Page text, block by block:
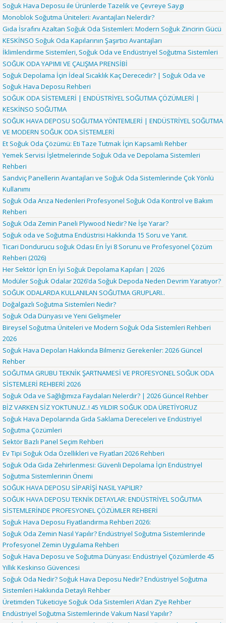
Soğuk Hava Deposu ile Ürünlerde Tazelik ve Çevreye Saygı
Monoblok Soğutma Üniteleri: Avantajları Nelerdir?
Gıda İsrafını Azaltan Soğuk Oda Sistemleri: Modern Soğuk Zincirin Gücü
KESKİNSO Soğuk Oda Kapılarının Şaşırtıcı Avantajları
İklimlendirme Sistemleri, Soğuk Oda ve Endüstriyel Soğutma Sistemleri
SOĞUK ODA YAPIMI VE ÇALIŞMA PRENSİBİ
Soğuk Depolama İçin İdeal Sıcaklık Kaç Derecedir? | Soğuk Oda ve
Soğuk Hava Deposu Rehberi
SOĞUK ODA SİSTEMLERİ | ENDÜSTRİYEL SOĞUTMA ÇÖZÜMLERİ |
KESKİNSO SOĞUTMA
SOĞUK HAVA DEPOSU SOĞUTMA YÖNTEMLERİ | ENDÜSTRİYEL SOĞUTMA
VE MODERN SOĞUK ODA SİSTEMLERİ
Et Soğuk Oda Çözümü: Eti Taze Tutmak İçin Kapsamlı Rehber
Yemek Servisi İşletmelerinde Soğuk Oda ve Depolama Sistemleri
Rehberi
Sandviç Panellerin Avantajları ve Soğuk Oda Sistemlerinde Çok Yönlü
Kullanımı
Soğuk Oda Arıza Nedenleri Profesyonel Soğuk Oda Kontrol ve Bakım
Rehberi
Soğuk Oda Zemin Paneli Plywood Nedir? Ne İşe Yarar?
Soğuk oda ve Soğutma Endüstrisi Hakkında 15 Soru ve Yanıt.
Ticari Dondurucu soğuk Odası En İyi 8 Sorunu ve Profesyonel Çözüm
Rehberi (2026)
Her Sektör İçin En İyi Soğuk Depolama Kapıları | 2026
Modüler Soğuk Odalar 2026’da Soğuk Depoda Neden Devrim Yaratıyor?
SOĞUK ODALARDA KULLANILAN SOĞUTMA GRUPLARI..
Doğalgazlı Soğutma Sistemleri Nedir?
Soğuk Oda Dünyası ve Yeni Gelişmeler
Bireysel Soğutma Üniteleri ve Modern Soğuk Oda Sistemleri Rehberi
2026
Soğuk Hava Depoları Hakkında Bilmeniz Gerekenler: 2026 Güncel
Rehber
SOĞUTMA GRUBU TEKNİK ŞARTNAMESİ VE PROFESYONEL SOĞUK ODA
SİSTEMLERİ REHBERİ 2026
Soğuk Oda ve Sağlığımıza Faydaları Nelerdir? | 2026 Güncel Rehber
BİZ VARKEN SİZ YOKTUNUZ..! 45 YILDIR SOĞUK ODA ÜRETİYORUZ
Soğuk Hava Depolarında Gıda Saklama Dereceleri ve Endüstriyel
Soğutma Çözümleri
Sektör Bazlı Panel Seçim Rehberi
Ev Tipi Soğuk Oda Özellikleri ve Fiyatları 2026 Rehberi
Soğuk Oda Gıda Zehirlenmesi: Güvenli Depolama İçin Endüstriyel
Soğutma Sistemlerinin Önemi
SOĞUK HAVA DEPOSU SİPARİŞİ NASIL YAPILIR?
SOĞUK HAVA DEPOSU TEKNİK DETAYLAR: ENDÜSTRİYEL SOĞUTMA
SİSTEMLERİNDE PROFESYONEL ÇÖZÜMLER REHBERİ
Soğuk Hava Deposu Fiyatlandırma Rehberi 2026:
Soğuk Oda Zemin Nasıl Yapılır? Endüstriyel Soğutma Sistemlerinde
Profesyonel Zemin Uygulama Rehberi
Soğuk Hava Deposu ve Soğutma Dünyası: Endüstriyel Çözümlerde 45
Yıllık Keskinso Güvencesi
Soğuk Oda Nedir? Soğuk Hava Deposu Nedir? Endüstriyel Soğutma
Sistemleri Hakkında Detaylı Rehber
Üretimden Tüketiciye Soğuk Oda Sistemleri A’dan Z’ye Rehber
Endüstriyel Soğutma Sistemlerinde Vakum Nasıl Yapılır?